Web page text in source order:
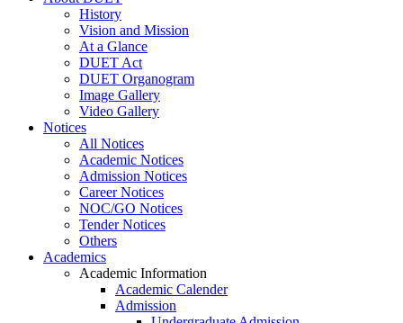
History
Vision and Mission
At a Glance
DUET Act
DUET Organogram
Image Gallery
Video Gallery
Notices
All Notices
Academic Notices
Admission Notices
Career Notices
NOC/GO Notices
Tender Notices
Others
Academics
Academic Information
Academic Calender
Admission